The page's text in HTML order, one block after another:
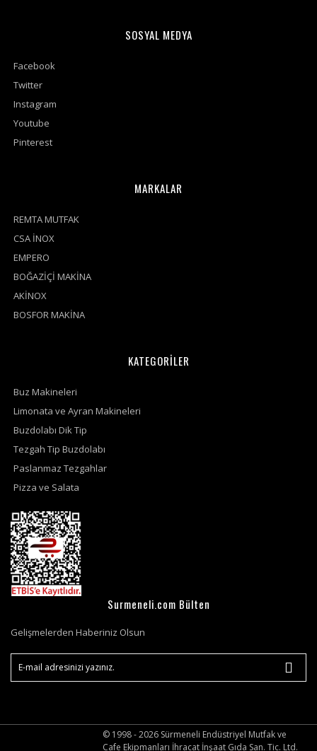
SOSYAL MEDYA
Facebook
Twitter
Instagram
Youtube
Pinterest
MARKALAR
REMTA MUTFAK
CSA İNOX
EMPERO
BOĞAZİÇİ MAKİNA
AKİNOX
BOSFOR MAKİNA
KATEGORİLER
Buz Makineleri
Limonata ve Ayran Makineleri
Buzdolabı Dik Tip
Tezgah Tip Buzdolabı
Paslanmaz Tezgahlar
Pizza ve Salata
Surmeneli.com Bülten
Gelişmelerden Haberiniz Olsun
© 1998 - 2026 Sürmeneli Endüstriyel Mutfak ve
Cafe Ekipmanları İhracat İnşaat Gıda San. Tic. Ltd.